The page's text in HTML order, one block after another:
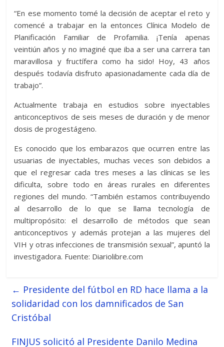
“En ese momento tomé la decisión de aceptar el reto y
comencé a trabajar en la entonces Clínica Modelo de
Planificación Familiar de Profamilia. ¡Tenía apenas
veintiún años y no imaginé que iba a ser una carrera tan
maravillosa y fructífera como ha sido! Hoy, 43 años
después todavía disfruto apasionadamente cada día de
trabajo”.
Actualmente trabaja en estudios sobre inyectables
anticonceptivos de seis meses de duración y de menor
dosis de progestágeno.
Es conocido que los embarazos que ocurren entre las
usuarias de inyectables, muchas veces son debidos a
que el regresar cada tres meses a las clínicas se les
dificulta, sobre todo en áreas rurales en diferentes
regiones del mundo. “También estamos contribuyendo
al desarrollo de lo que se llama tecnología de
multipropósito: el desarrollo de métodos que sean
anticonceptivos y además protejan a las mujeres del
VIH y otras infecciones de transmisión sexual”, apuntó la
investigadora. Fuente: Diariolibre.com
← Presidente del fútbol en RD hace llama a la
solidaridad con los damnificados de San
Cristóbal
FINJUS solicitó al Presidente Danilo Medina